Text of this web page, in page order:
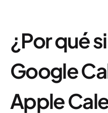
¿Por qué
Google
Apple